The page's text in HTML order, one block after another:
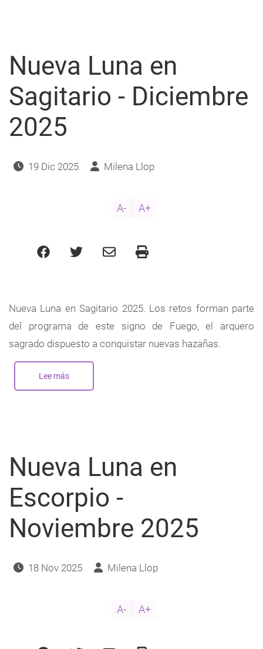
Nueva Luna en
Sagitario - Diciembre
2025
19 Dic 2025 Milena Llop
A- A+
Nueva Luna en Sagitario 2025. Los retos forman parte
del programa de este signo de Fuego, el arquero
sagrado dispuesto a conquistar nuevas hazañas.
Lee mássobre
Luna
Nueva Luna en
Escorpio -
Noviembre 2025
18 Nov 2025 Milena Llop
A- A+